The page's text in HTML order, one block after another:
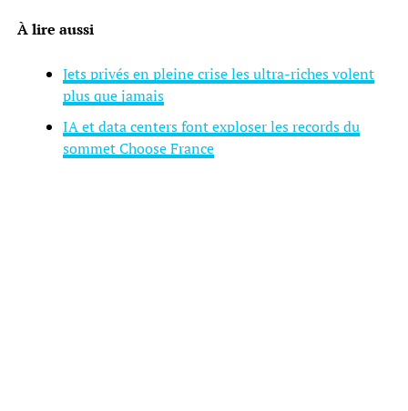
À lire aussi
Jets privés en pleine crise ‌les ultra-riches volent
plus que jamais
IA et data centers font exploser les records du
sommet Choose France